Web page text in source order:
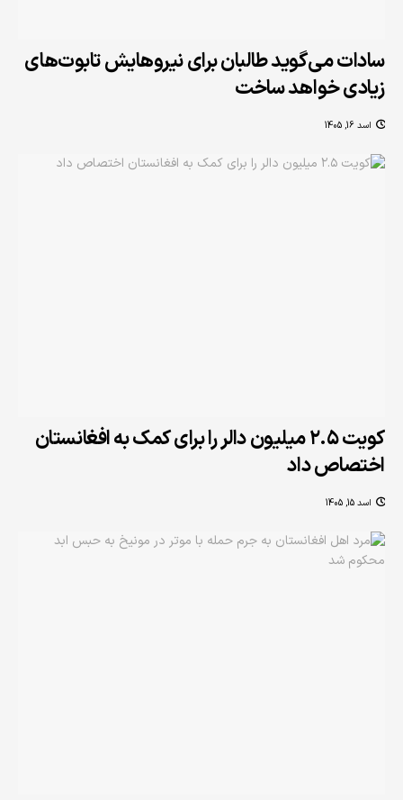
سادات می‌گوید طالبان برای نیروهایش تابوت‌های
زیادی خواهد ساخت
اسد 16, 1405
کویت ۲.۵ میلیون دالر را برای کمک به افغانستان
اختصاص داد
اسد 15, 1405